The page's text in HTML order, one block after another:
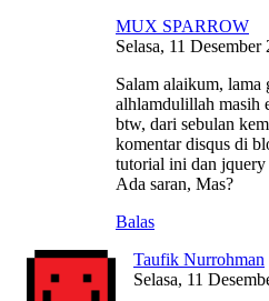
MUX SPARROW
Selasa, 11
Salam alaikum,
alhlamdulillah masih
btw, dari sebulan
komentar disqus di
tutorial ini dan jquery
Ada saran, Mas?
Balas
Taufik Nurrohman
Selasa, 11